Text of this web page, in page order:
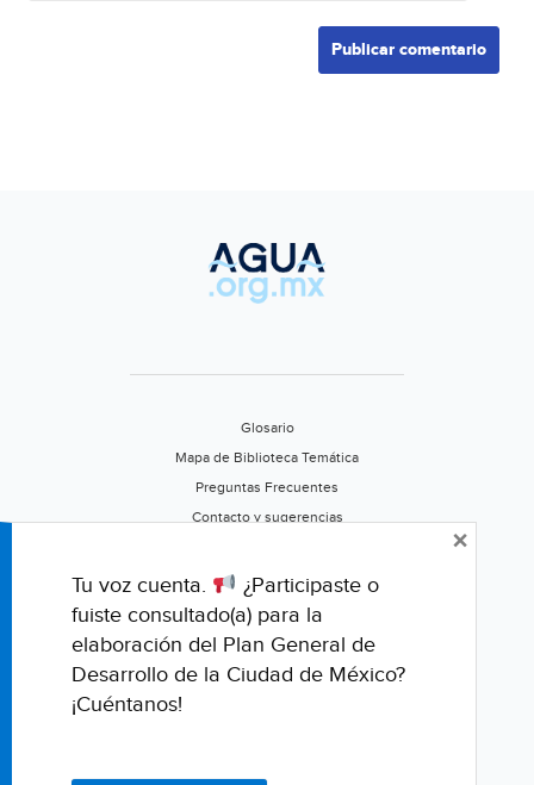
Glosario
Mapa de Biblioteca Temática
Preguntas Frecuentes
Contacto y sugerencias
Califica este portal
Tu voz cuenta.
¿Participaste o
fuiste consultado(a) para la
elaboración del Plan General de
Desarrollo de la Ciudad de México?
¡Cuéntanos!
×